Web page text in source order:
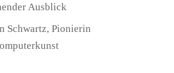
Ausblick
Schwartz, Pionierin